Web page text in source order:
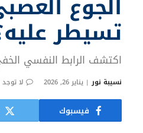
تسيطر
اكتشف الرابط النفسي
نسيبة نور يناير 26, 2026 لا
فيسبوك